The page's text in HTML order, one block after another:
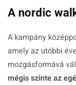
A nordic
A kampány
amely az utóbbi
mozgásformává
mégis szinte az